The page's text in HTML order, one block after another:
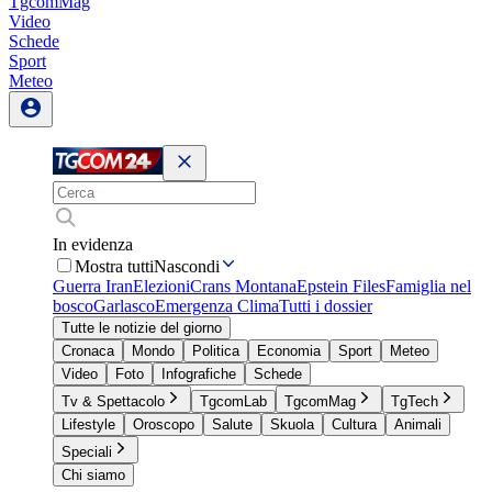
Video
Schede
Sport
Meteo
In evidenza
Mostra tuttiNascondi
Guerra IranElezioniCrans MontanaEpstein FilesFamiglia nel
boscoGarlascoEmergenza ClimaTutti i dossier
Tutte le notizie del giorno
Cronaca
Mondo Politica Economia Sport
Meteo
Video
Foto Infografiche
Schede
Tv & Spettacolo
TgcomLab TgcomMag
TgTech
Lifestyle
Oroscopo Salute Skuola Cultura
Animali
Speciali
Chi siamo